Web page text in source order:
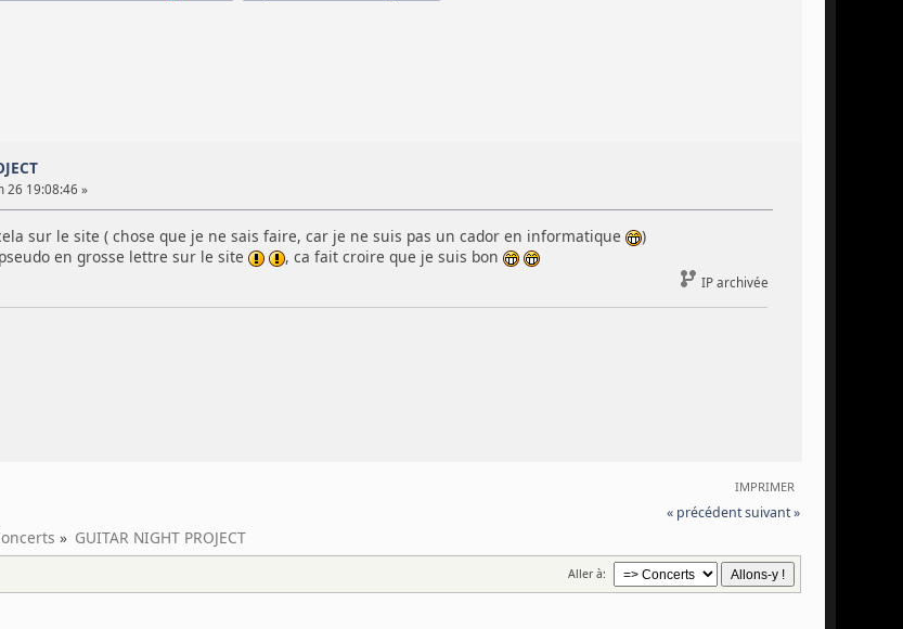
26 19:08:46 »
sur le site ( chose que je ne sais faire, car je ne suis pas un cador en informatique
)
en grosse lettre sur le site
, ca fait croire que je suis bon
IP archivée
IMPRIMER
« précédentsuivant »
» GUITAR NIGHT PROJECT
Aller à: